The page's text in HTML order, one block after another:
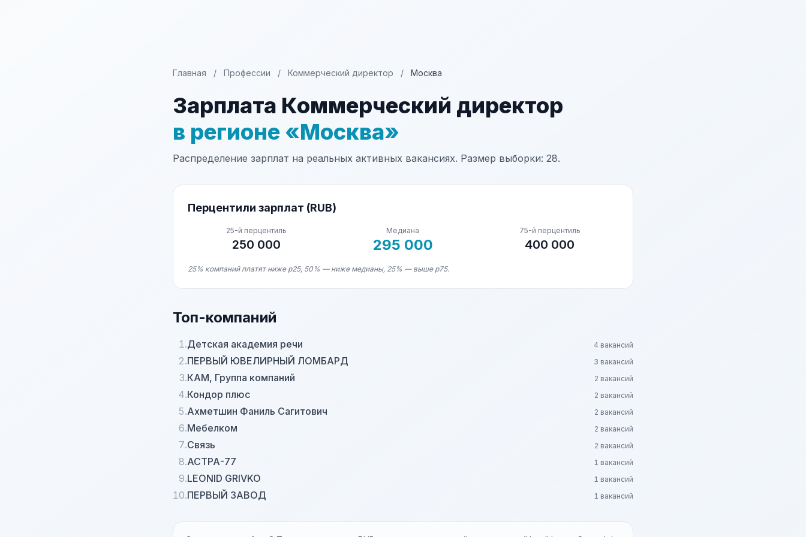
Главная / Профессии / Коммерческий директор / Москва
Зарплата Коммерческий директор
в регионе «Москва»
Распределение зарплат на реальных активных вакансиях. Размер выборки: 28.
Перцентили зарплат (RUB)
25-й перцентиль
250 000
Медиана
295 000
75-й перцентиль
400 000
25% компаний платят ниже p25, 50% — ниже медианы, 25% — выше p75.
Топ-компаний
1.Детская академия речи 4 вакансий
2.ПЕРВЫЙ ЮВЕЛИРНЫЙ ЛОМБАРД 3 вакансий
3.КАМ, Группа компаний 2 вакансий
4.Кондор плюс 2 вакансий
5.Ахметшин Фаниль Сагитович 2 вакансий
6.Мебелком 2 вакансий
7.Связь 2 вакансий
8.АСТРА-77 1 вакансий
9.LEONID GRIVKO 1 вакансий
10.ПЕРВЫЙ ЗАВОД 1 вакансий